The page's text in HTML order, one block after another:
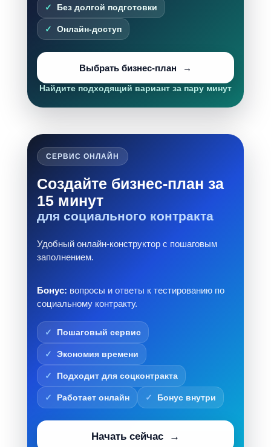
Без долгой подготовки
Онлайн-доступ
Выбрать бизнес-план
Найдите подходящий вариант за пару минут
СЕРВИС ОНЛАЙН
Создайте бизнес-план за
15 минут
для социального контракта
Удобный онлайн-конструктор с пошаговым
заполнением.
Бонус: вопросы и ответы к тестированию по
социальному контракту.
Пошаговый сервис
Экономия времени
Подходит для соцконтракта
Работает онлайн Бонус внутри
Начать сейчас